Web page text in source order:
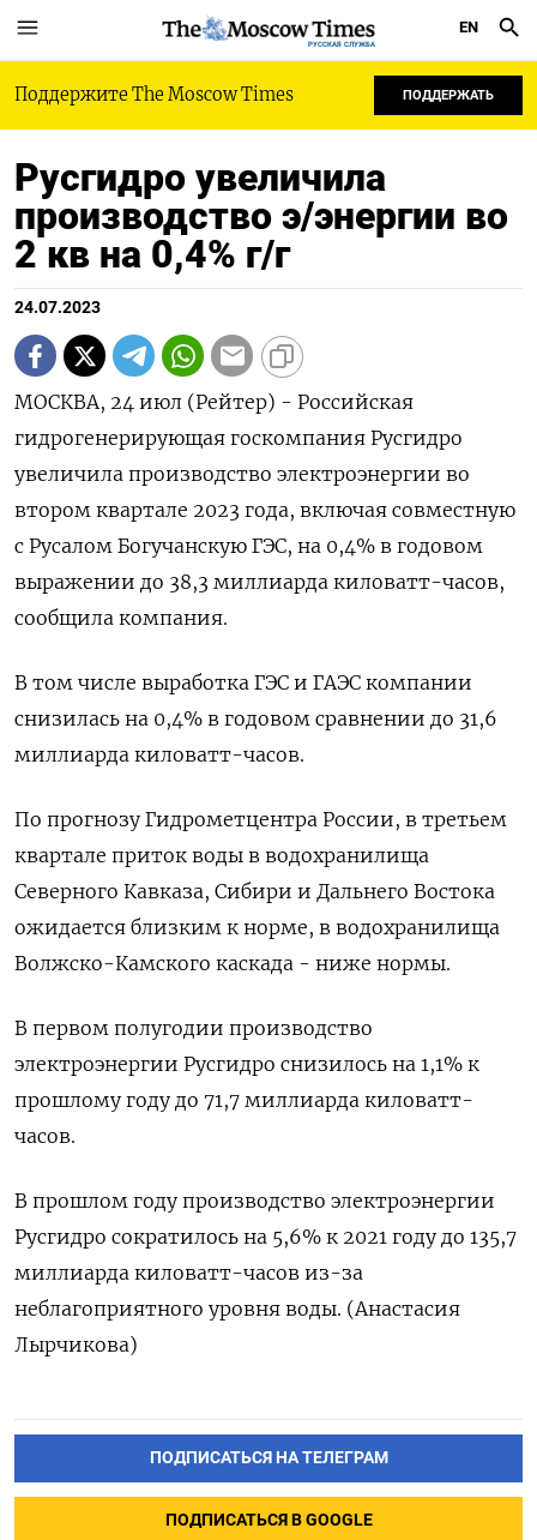
РУССКАЯ СЛУЖБА
EN
Поддержите The Moscow Times ПОДДЕРЖАТЬ
Русгидро увеличила
производство э/энергии во
2 кв на 0,4% г/г
24.07.2023
МОСКВА, 24 июл (Рейтер) - Российская
гидрогенерирующая госкомпания Русгидро
увеличила производство электроэнергии во
втором квартале 2023 года, включая совместную
с Русалом Богучанскую ГЭС, на 0,4% в годовом
выражении до 38,3 миллиарда киловатт-часов,
сообщила компания.
В том числе выработка ГЭС и ГАЭС компании
снизилась на 0,4% в годовом сравнении до 31,6
миллиарда киловатт-часов.
По прогнозу Гидрометцентра России, в третьем
квартале приток воды в водохранилища
Северного Кавказа, Сибири и Дальнего Востока
ожидается близким к норме, в водохранилища
Волжско-Камского каскада - ниже нормы.
В первом полугодии производство
электроэнергии Русгидро снизилось на 1,1% к
прошлому году до 71,7 миллиарда киловатт-
часов.
В прошлом году производство электроэнергии
Русгидро сократилось на 5,6% к 2021 году до 135,7
миллиарда киловатт-часов из-за
неблагоприятного уровня воды. (Анастасия
Лырчикова)
ПОДПИСАТЬСЯ НА ТЕЛЕГРАМ
ПОДПИСАТЬСЯ В GOOGLE